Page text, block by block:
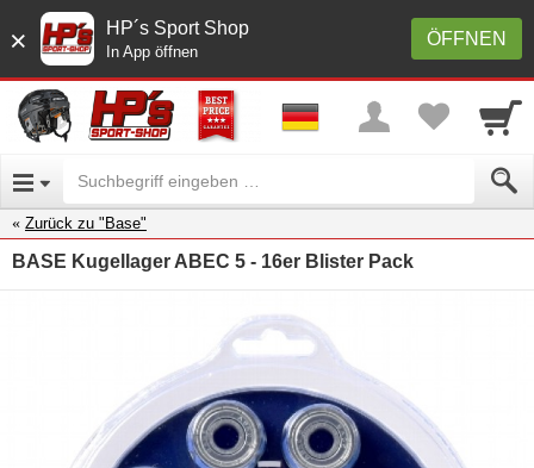
× ÖFFNEN
HP´s Sport Shop
In App öffnen
Zurück zu "Base"
BASE Kugellager ABEC 5 - 16er Blister Pack